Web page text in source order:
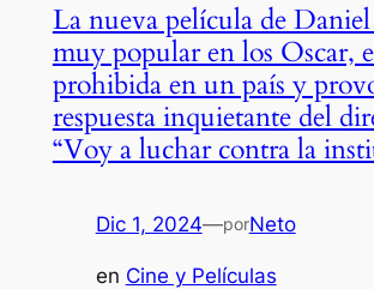
La nueva película de
muy popular en los Oscar,
prohibida en un país y
respuesta inquietante del
“Voy a luchar contra la
Dic 1, 2024—porNeto
en Cine y Películas